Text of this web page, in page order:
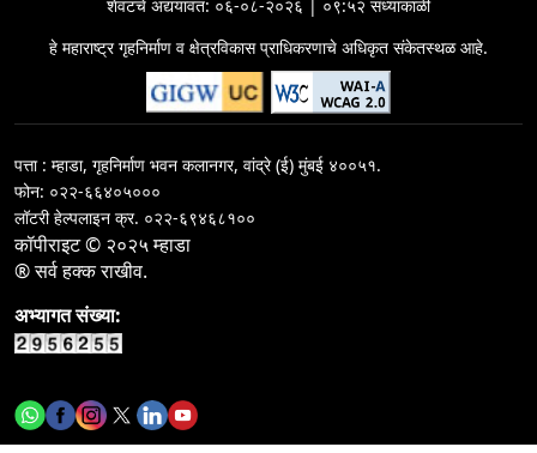
कोंकण मंडळ गृहनिर्माण सोडत जुलै २०२५ चे निकाल पाहण्यासाठी येथे
क्लिक करा - दि.११-१०-२०२५
कार्यकारी अभियंत्याच्या ४ कामांसाठी निविदा सूचना /सी-२ विभाग/
मुं.इ.दु.व.पु.मंडळ
कार्यकारी अभियंत्याच्या ४ कामांसाठी निविदा सूचना/सी-३ विभाग/
Call for rate of interest for&nbsp;investments in
terms deposit on 04-08-2026
कार्यकारी अभियंता - I यांच्या १ कामासाठी निविदा सूचना / नागपुर
गृहनिर्माण व क्षेत्रविकास मंडळ
शेवटचे अद्ययावत: ०६-०८-२०२६ | ०९:५२ संध्याकाळी
हे महाराष्ट्र गृहनिर्माण व क्षेत्रविकास प्राधिकरणाचे अधिकृत संकेतस्थळ आहे.
पत्ता : म्हाडा, गृहनिर्माण भवन कलानगर, वांद्रे (ई) मुंबई ४००५१.
फोन: ०२२-६६४०५०००
लॉटरी हेल्पलाइन क्र. ०२२-६९४६८१००
कॉपीराइट © २०२५ म्हाडा
® सर्व हक्क राखीव.
अभ्यागत संख्या: